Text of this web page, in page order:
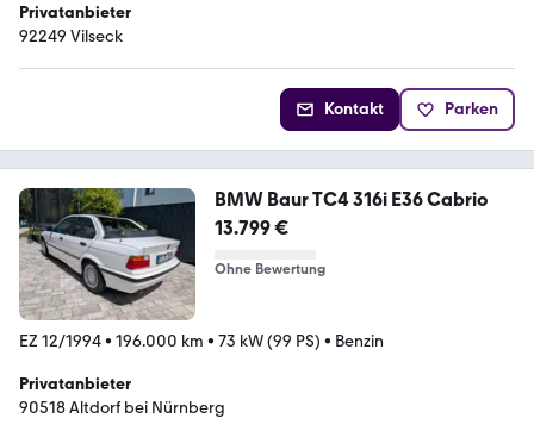
Privatanbieter
92249 Vilseck
Kontakt Parken
BMW Baur TC4 316i E36 Cabrio
13.799 €
Ohne Bewertung
EZ 12/1994• 196.000 km • 73 kW (99 PS) • Benzin
Privatanbieter
90518 Altdorf bei Nürnberg